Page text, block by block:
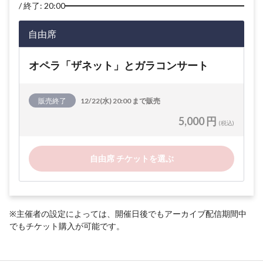
終了: 20:00
自由席
オペラ「ザネット」とガラコンサート
販売終了 12/22(水) 20:00 まで販売
5,000 円 (税込)
自由席 チケットを選ぶ
※主催者の設定によっては、開催日後でもアーカイブ配信期間中
でもチケット購入が可能です。